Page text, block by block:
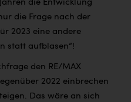
die Entwicklung
die Frage nach der
2023 eine andere
statt aufblasen“!
den RE/MAX
2022 einbrechen
Das wäre an sich